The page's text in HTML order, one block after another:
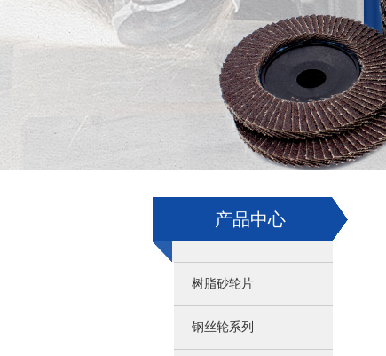
产品中心
树脂砂轮片
钢丝轮系列